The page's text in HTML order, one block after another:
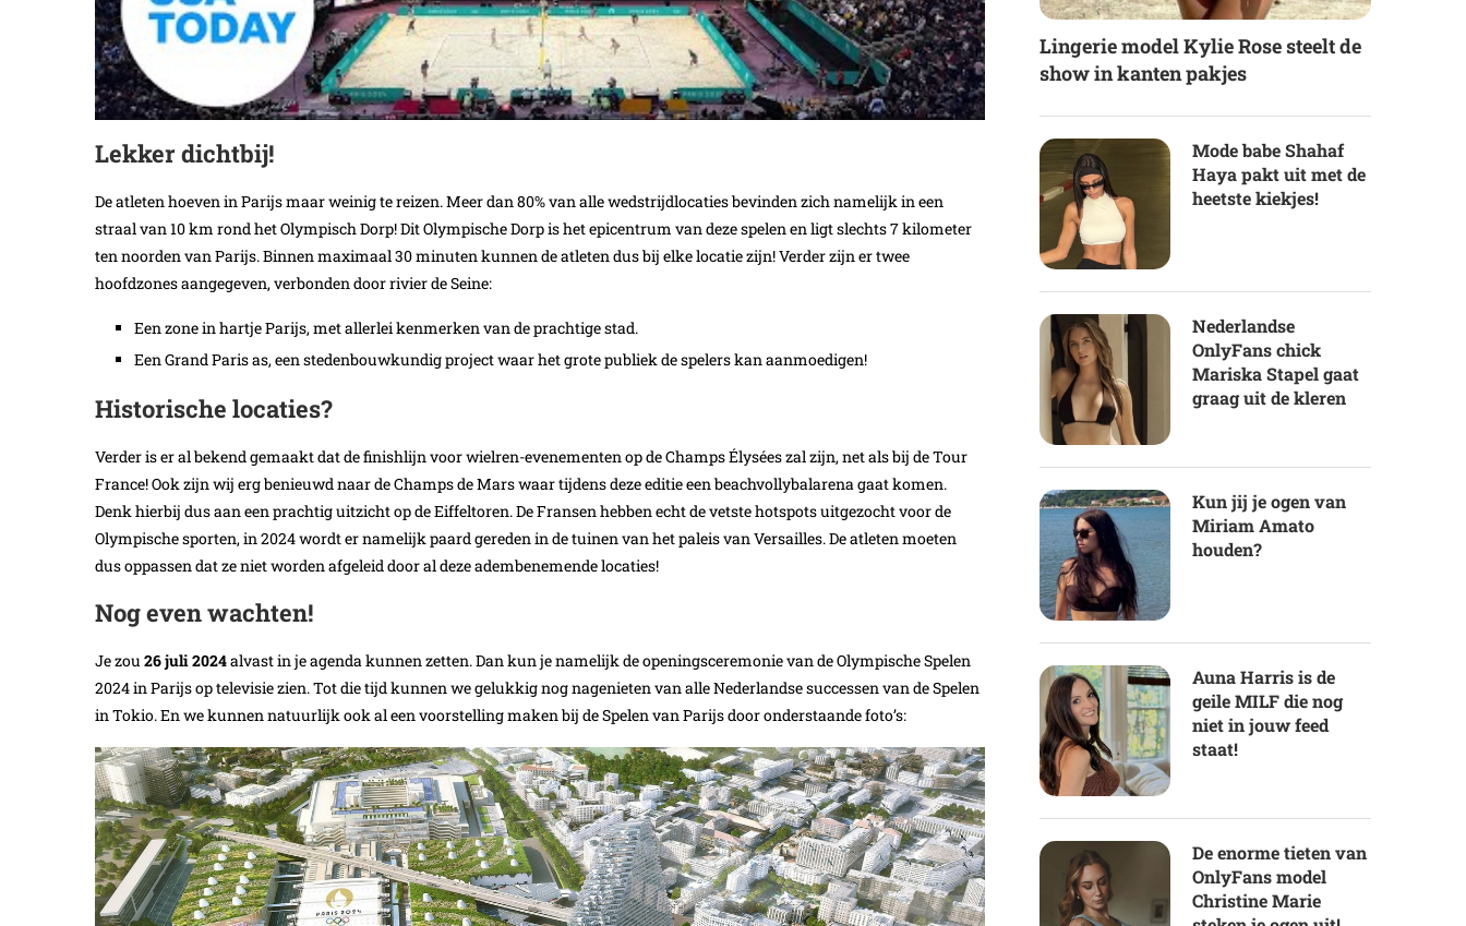
Lekker dichtbij!
De atleten hoeven in Parijs maar weinig te reizen. Meer dan 80% van alle wedstrijdlocaties bevinden zich namelijk in een
straal van 10 km rond het Olympisch Dorp! Dit Olympische Dorp is het epicentrum van deze spelen en ligt slechts 7 kilometer
ten noorden van Parijs. Binnen maximaal 30 minuten kunnen de atleten dus bij elke locatie zijn! Verder zijn er twee
hoofdzones aangegeven, verbonden door rivier de Seine:
Een zone in hartje Parijs, met allerlei kenmerken van de prachtige stad.
Een Grand Paris as, een stedenbouwkundig project waar het grote publiek de spelers kan aanmoedigen!
Historische locaties?
Verder is er al bekend gemaakt dat de finishlijn voor wielren-evenementen op de Champs Élysées zal zijn, net als bij de Tour
France! Ook zijn wij erg benieuwd naar de Champs de Mars waar tijdens deze editie een beachvollybalarena gaat komen.
Denk hierbij dus aan een prachtig uitzicht op de Eiffeltoren. De Fransen hebben echt de vetste hotspots uitgezocht voor de
Olympische sporten, in 2024 wordt er namelijk paard gereden in de tuinen van het paleis van Versailles. De atleten moeten
dus oppassen dat ze niet worden afgeleid door al deze adembenemende locaties!
Nog even wachten!
Je zou 26 juli 2024alvast in je agenda kunnen zetten. Dan kun je namelijk de openingsceremonie van de Olympische Spelen
2024 in Parijs op televisie zien. Tot die tijd kunnen we gelukkig nog nagenieten van alle Nederlandse successen van de Spelen
in Tokio. En we kunnen natuurlijk ook al een voorstelling maken bij de Spelen van Parijs door onderstaande foto’s:
Lingerie model Kylie Rose steelt de
show in kanten pakjes
Mode babe Shahaf
Haya pakt uit met de
heetste kiekjes!
Nederlandse
OnlyFans chick
Mariska Stapel gaat
graag uit de kleren
Kun jij je ogen van
Miriam Amato
houden?
Auna Harris is de
geile MILF die nog
niet in jouw feed
staat!
De enorme tieten van
OnlyFans model
Christine Marie